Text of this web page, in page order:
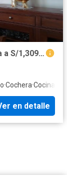
Casa en venta en Victor Larco Herrera a S/1,309,000
·Cochera·Cocina
en detalle